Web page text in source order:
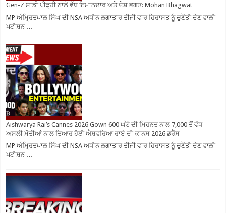
Gen-Z ਸਾਡੀ ਪੀੜ੍ਹੀ ਨਾਲੋਂ ਵੱਧ ਇਮਾਨਦਾਰ ਅਤੇ ਦੇਸ਼ ਭਗਤ: Mohan Bhagwat
MP ਅੰਮ੍ਰਿਤਪਾਲ ਸਿੰਘ ਦੀ NSA ਅਧੀਨ ਲਗਾਤਾਰ ਤੀਜੀ ਵਾਰ ਹਿਰਾਸਤ ਨੂੰ ਚੁਣੌਤੀ ਦੇਣ ਵਾਲੀ
ਪਟੀਸ਼ਨ …
Aishwarya Rai’s Cannes 2026 Gown 600 ਘੰਟੇ ਦੀ ਮਿਹਨਤ ਨਾਲ 7,000 ਤੋਂ ਵੱਧ
ਅਸਲੀ ਮੋਤੀਆਂ ਨਾਲ ਤਿਆਰ ਹੋਈ ਐਸ਼ਵਰਿਆ ਰਾਏ ਦੀ ਕਾਨਸ 2026 ਡਰੈੱਸ
MP ਅੰਮ੍ਰਿਤਪਾਲ ਸਿੰਘ ਦੀ NSA ਅਧੀਨ ਲਗਾਤਾਰ ਤੀਜੀ ਵਾਰ ਹਿਰਾਸਤ ਨੂੰ ਚੁਣੌਤੀ ਦੇਣ ਵਾਲੀ
ਪਟੀਸ਼ਨ …